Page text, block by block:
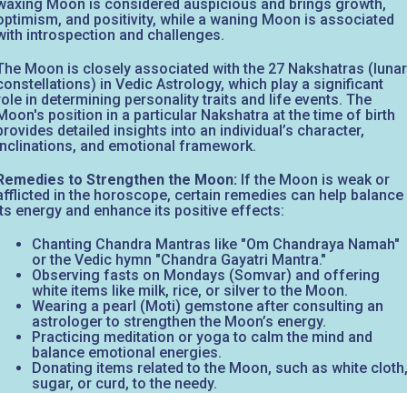
Moon is considered auspicious and brings growth,
and positivity, while a waning Moon is associated
introspection and challenges.
Moon is closely associated with the 27 Nakshatras (lunar
in Vedic Astrology, which play a significant
in determining personality traits and life events. The
position in a particular Nakshatra at the time of birth
detailed insights into an individual’s character,
and emotional framework.
to Strengthen the Moon: If the Moon is weak or
in the horoscope, certain remedies can help balance
energy and enhance its positive effects:
Chanting Chandra Mantras like "Om Chandraya Namah"
or the Vedic hymn "Chandra Gayatri Mantra."
Observing fasts on Mondays (Somvar) and offering
white items like milk, rice, or silver to the Moon.
Wearing a pearl (Moti) gemstone after consulting an
astrologer to strengthen the Moon’s energy.
Practicing meditation or yoga to calm the mind and
balance emotional energies.
Donating items related to the Moon, such as white cloth,
sugar, or curd, to the needy.